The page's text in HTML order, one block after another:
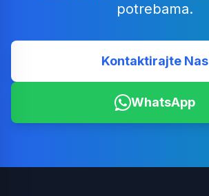
potrebama.
Kontaktirajte Nas
WhatsApp